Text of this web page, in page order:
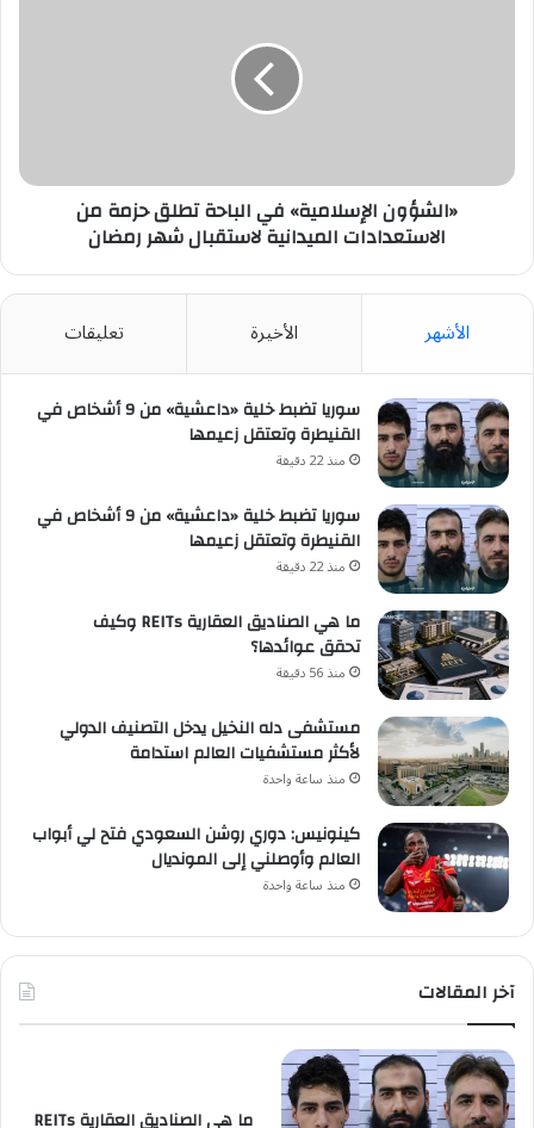
الميدانية
«الشؤون الإسلامية» في الباحة تطلق حزمة من
الاستعدادات الميدانية لاستقبال شهر رمضان
الأشهر الأخيرة تعليقات
سوريا تضبط خلية «داعشية» من 9 أشخاص في
القنيطرة وتعتقل زعيمها
منذ 22 دقيقة
سوريا تضبط خلية «داعشية» من 9 أشخاص في
القنيطرة وتعتقل زعيمها
منذ 22 دقيقة
ما هي الصناديق العقارية REITs وكيف
تحقق عوائدها؟
منذ 56 دقيقة
مستشفى دله النخيل يدخل التصنيف الدولي
لأكثر مستشفيات العالم استدامة
منذ ساعة واحدة
كينونيس: دوري روشن السعودي فتح لي أبواب
العالم وأوصلني إلى المونديال
منذ ساعة واحدة
آخر المقالات